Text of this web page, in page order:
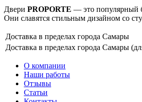
Двери PROPORTE — это популярный
Они славятся стильным дизайном со
Доставка в пределах города Самары
Доставка в пределах города Самары
О компании
Наши работы
Отзывы
Статьи